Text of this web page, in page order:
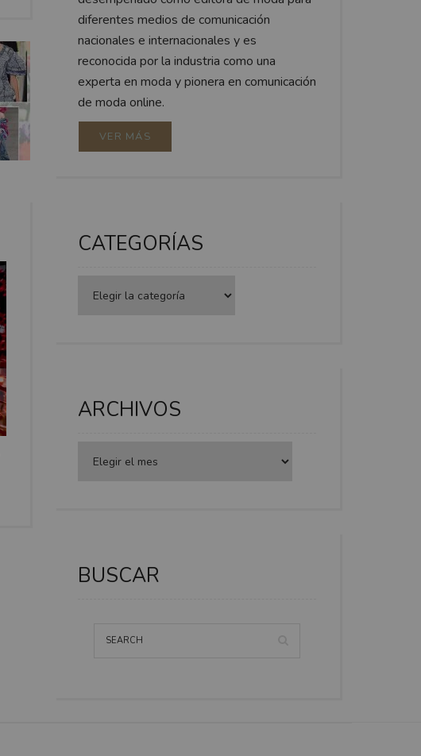
diferentes medios de comunicación
nacionales e internacionales y es
reconocida por la industria como una
experta en moda y pionera en comunicación
de moda online.
VER MÁS
CATEGORÍAS
ARCHIVOS
BUSCAR